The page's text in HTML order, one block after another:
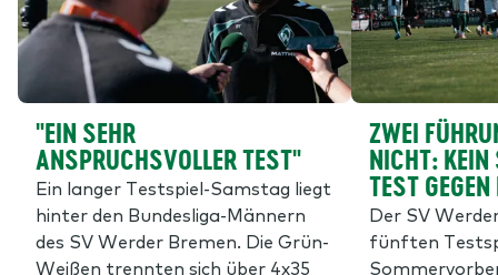
"EIN SEHR
ANSPRUCHSVOLLER TEST"
Ein langer Testspiel-Samstag liegt
hinter den Bundesliga-Männern
des SV Werder Bremen. Die Grün-
Weißen trennten sich über 4x35
ZWEI
NICHT:
TEST
Der SV
fünften